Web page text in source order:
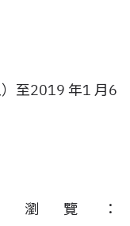
至2019 年1 月6
覽：